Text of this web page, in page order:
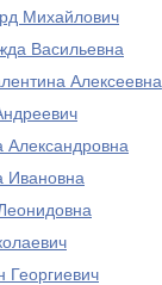
Михайлович
Васильевна
Алексеевна
Александровна
Ивановна
Георгиевич